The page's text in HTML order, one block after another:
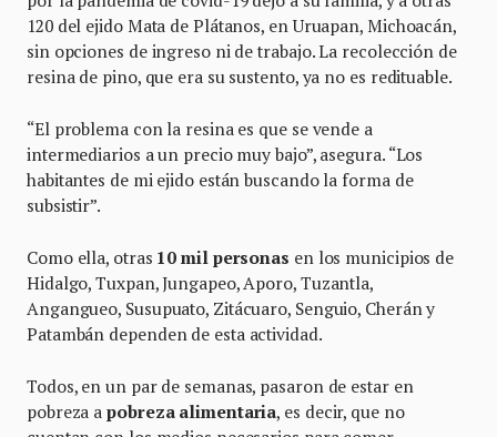
120 del ejido Mata de Plátanos, en Uruapan, Michoacán,
sin opciones de ingreso ni de trabajo. La recolección de
resina de pino, que era su sustento, ya no es redituable.
“El problema con la resina es que se vende a
intermediarios a un precio muy bajo”, asegura. “Los
habitantes de mi ejido están buscando la forma de
subsistir”.
Como ella, otras 10 mil personas en los municipios de
Hidalgo, Tuxpan, Jungapeo, Aporo, Tuzantla,
Angangueo, Susupuato, Zitácuaro, Senguio, Cherán y
Patambán dependen de esta actividad.
Todos, en un par de semanas, pasaron de estar en
pobreza a pobreza alimentaria, es decir, que no